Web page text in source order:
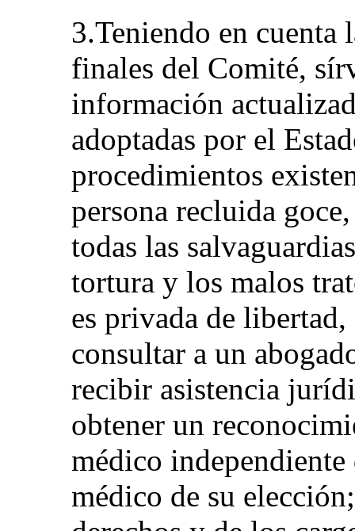
3.Teniendo en cuenta
finales del Comité,
información
adoptadas por el
procedimientos
persona recluida
todas las
tortura y los malos
es privada de
consultar a un
recibir asistencia
obtener un
médico
médico de su